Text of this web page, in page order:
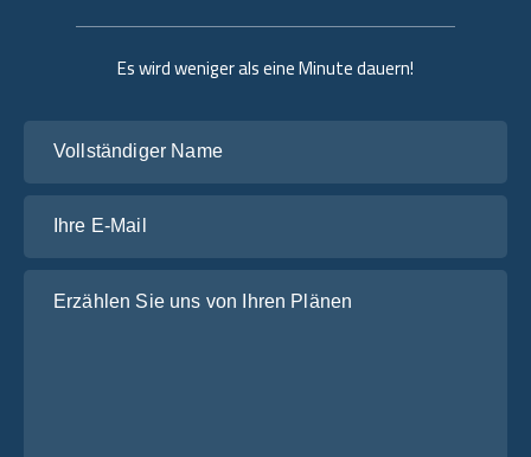
Es wird weniger als eine Minute dauern!